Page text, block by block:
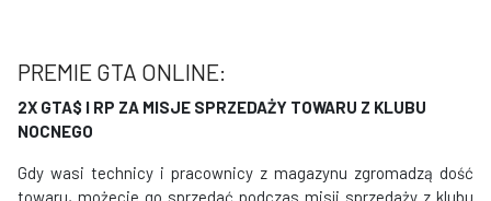
PREMIE GTA ONLINE:
2X GTA$ I RP ZA MISJE SPRZEDAŻY TOWARU Z KLUBU
NOCNEGO
Gdy wasi technicy i pracownicy z magazynu zgromadzą dość
towaru, możecie go sprzedać podczas misji sprzedaży z klubu